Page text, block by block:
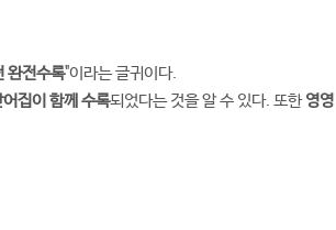
완전수록"이라는 글귀이다.
집이 함께 수록되었다는 것을 알 수 있다. 또한영영